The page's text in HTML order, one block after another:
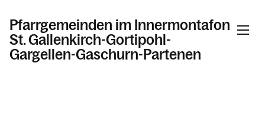
Pfarrgemeinden im Innermontafon
St. Gallenkirch-Gortipohl-
Gargellen-Gaschurn-Partenen